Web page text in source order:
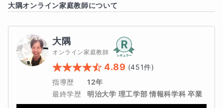
「解ける」だけではなく「わかる」「説明できる」を大切
にします。
必要であれば小学生の内容までも混ぜながら、確認しまし
大隅オンライン家庭教師について
大隅
オンライン家庭教師
4.89 (451件)
指導歴
12年
最終学歴
明治大学 理工学部 情報科学科 卒業